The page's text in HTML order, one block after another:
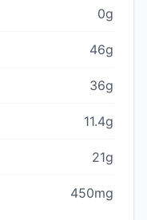
0g
46g
36g
11.4g
21g
450mg